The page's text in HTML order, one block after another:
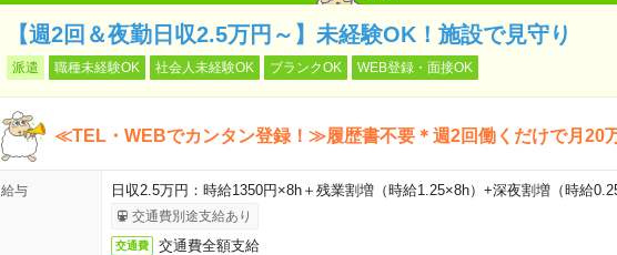
【週2回＆夜勤日収2.5万円～】未経験OK！施設で見守り
派遣 職種未経験OK 社会人未経験OK ブランクOK WEB登録・面接OK
≪TEL・WEBでカンタン登録！≫履歴書不要＊週2回働くだけで月20
給与 日収2.5万円：時給1350円×8h＋残業割増（時給1.25×8h）+深夜割増（時給
交通費別途支給あり
交通費 交通費全額支給